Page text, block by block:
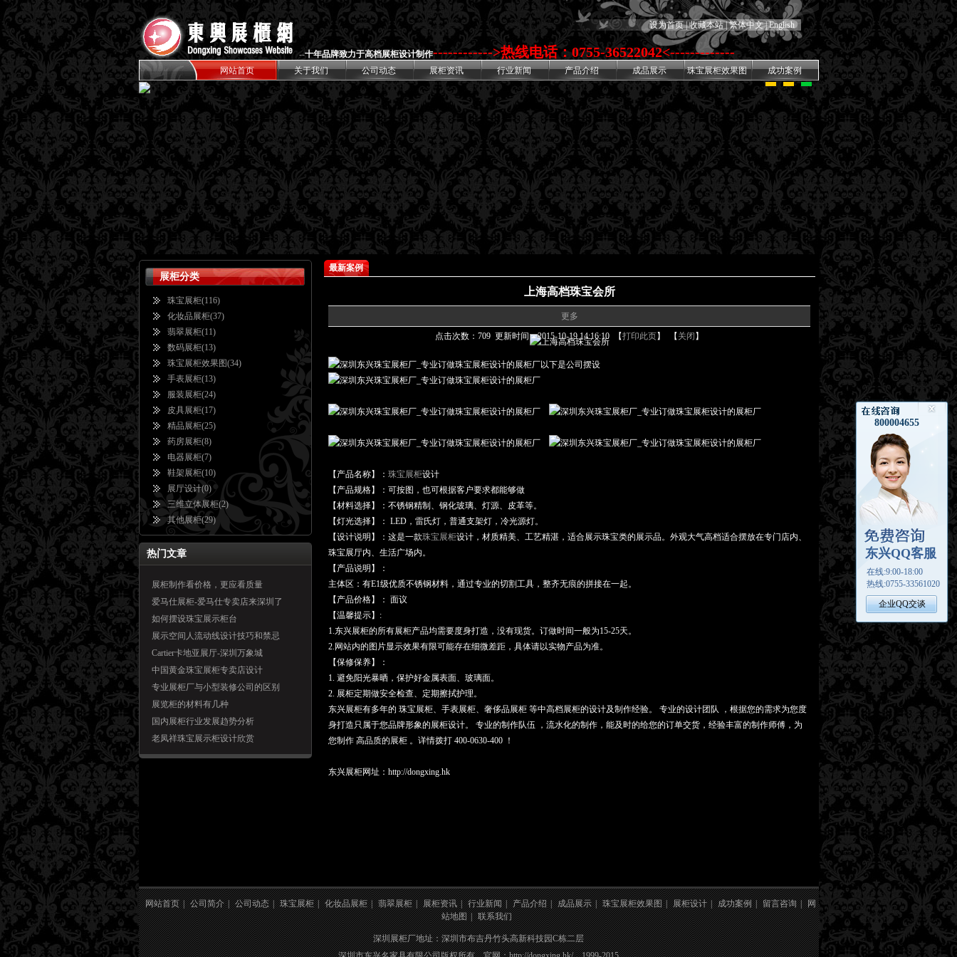
--十年品牌致力于高档展柜设计制作------------>热线电话：0755-36522042<-------------
设为首页|收藏本站|繁体中文|English
网站首页 关于我们 公司动态 展柜资讯 行业新闻 产品介绍 成品展示 珠宝展柜效果图 成功案例
展柜分类
珠宝展柜(116)
化妆品展柜(37)
翡翠展柜(11)
数码展柜(13)
珠宝展柜效果图(34)
手表展柜(13)
服装展柜(24)
皮具展柜(17)
精品展柜(25)
药房展柜(8)
电器展柜(7)
鞋架展柜(10)
展厅设计(0)
三维立体展柜(2)
其他展柜(29)
热门文章
展柜制作看价格，更应看质量
爱马仕展柜-爱马仕专卖店来深圳了
如何摆设珠宝展示柜台
展示空间人流动线设计技巧和禁忌
Cartier卡地亚展厅-深圳万象城
中国黄金珠宝展柜专卖店设计
专业展柜厂与小型装修公司的区别
展览柜的材料有几种
国内展柜行业发展趋势分析
老凤祥珠宝展示柜设计欣赏
最新案例
上海高档珠宝会所
更多
点击次数： 709 更新时间：2015-10-19 14:16:10 【打印此页】 【 关闭 】
以下是公司摆设
【产品名称】：珠宝展柜设计
【产品规格】：可按图，也可根据客户要求都能够做
【材料选择】：不锈钢精制、钢化玻璃、灯源、皮革等。
【灯光选择】： LED，雷氏灯，普通支架灯，冷光源灯。
【设计说明】：这是一款珠宝展柜设计，材质精美、工艺精湛，适合展示珠宝类的展示品。外观大气高档适合摆放在专门店内、
珠宝展厅内、生活广场内。
【产品说明】：
主体区：有E1级优质不锈钢材料，通过专业的切割工具，整齐无痕的拼接在一起。
【产品价格】： 面议
【温馨提示】:
1.东兴展柜的所有展柜产品均需要度身打造，没有现货。订做时间一般为15-25天。
2.网站内的图片显示效果有限可能存在细微差距，具体请以实物产品为准。
【保修保养】：
1. 避免阳光暴晒，保护好金属表面、玻璃面。
2. 展柜定期做安全检查、定期擦拭护理。
东兴展柜有多年的 珠宝展柜、手表展柜、奢侈品展柜 等中高档展柜的设计及制作经验。 专业的设计团队 ，根据您的需求为您度
身打造只属于您品牌形象的展柜设计。 专业的制作队伍 ，流水化的制作，能及时的给您的订单交货，经验丰富的制作师傅，为
您制作 高品质的展柜 。详情拨打 400-0630-400 ！
东兴展柜网址：http://dongxing.hk
网站首页 | 公司简介 | 公司动态 | 珠宝展柜 | 化妆品展柜 | 翡翠展柜 | 展柜资讯 | 行业新闻 | 产品介绍 | 成品展示 | 珠宝展柜效果图 | 展柜设计 | 成功案例 | 留言咨询 |
网
站地图 | 联系我们
深圳展柜厂地址：深圳市布吉丹竹头高新科技园C栋二层